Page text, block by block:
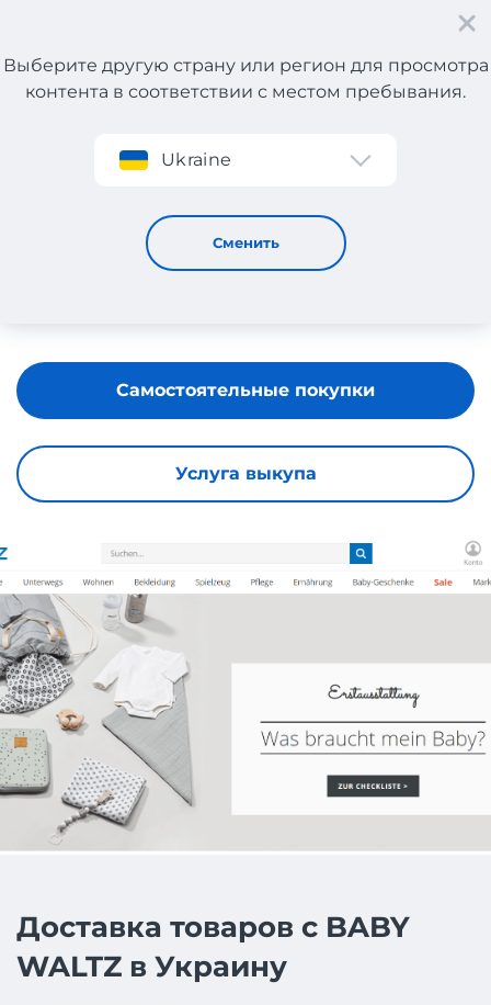
Регистрация
Выберите другую страну или регион для просмотра
контента в соответствии с местом пребывания.
Ukraine
Сменить
BABY WALTZ
Услуга выкупа
Самостоятельные покупки
Доставка товаров с BABY
WALTZ в Украину